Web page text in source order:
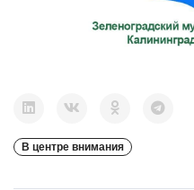
В центре внимания